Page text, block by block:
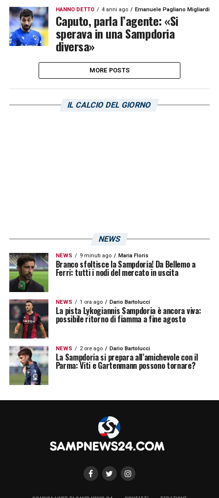
HANNO DETTO 4 anni ago Emanuele Pagliano Migliardi
Caputo, parla l’agente: «Si
sperava in una Sampdoria
diversa»
MORE POSTS
IL CALCIO DEL GIORNO
NEWS
NEWS 9 minuti ago Maria Floris
Branco sfoltisce la Sampdoria! Da Bellemo a
Ferri: tutti i nodi del mercato in uscita
NEWS 1 ora ago Dario Bartolucci
La pista Lykogiannis Sampdoria è ancora viva:
possibile ritorno di fiamma a fine agosto
NEWS 2 ore ago Dario Bartolucci
La Sampdoria si prepara all’amichevole con il
Parma: Viti e Gartenmann possono tornare?